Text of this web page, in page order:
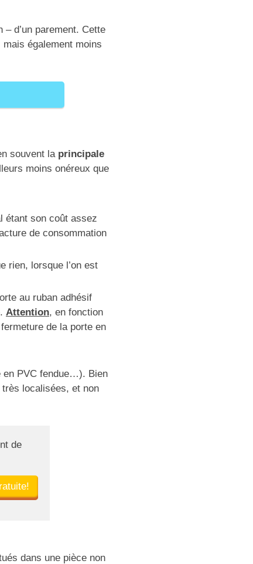
d’un parement. Cette
également moins
souvent la principale
moins onéreux que
étant son coût assez
de consommation
rien, lorsque l’on est
au ruban adhésif
Attention, en fonction
de la porte en
PVC fendue…). Bien
localisées, et non
de
dans une pièce non